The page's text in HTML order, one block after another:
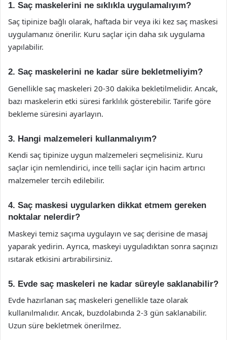
1. Saç maskelerini ne sıklıkla uygulamalıyım?
Saç tipinize bağlı olarak, haftada bir veya iki kez saç maskesi
uygulamanız önerilir. Kuru saçlar için daha sık uygulama
yapılabilir.
2. Saç maskelerini ne kadar süre bekletmeliyim?
Genellikle saç maskeleri 20-30 dakika bekletilmelidir. Ancak,
bazı maskelerin etki süresi farklılık gösterebilir. Tarife göre
bekleme süresini ayarlayın.
3. Hangi malzemeleri kullanmalıyım?
Kendi saç tipinize uygun malzemeleri seçmelisiniz. Kuru
saçlar için nemlendirici, ince telli saçlar için hacim artırıcı
malzemeler tercih edilebilir.
4. Saç maskesi uygularken dikkat etmem gereken
noktalar nelerdir?
Maskeyi temiz saçıma uygulayın ve saç derisine de masaj
yaparak yedirin. Ayrıca, maskeyi uyguladıktan sonra saçınızı
ısıtarak etkisini artırabilirsiniz.
5. Evde saç maskeleri ne kadar süreyle saklanabilir?
Evde hazırlanan saç maskeleri genellikle taze olarak
kullanılmalıdır. Ancak, buzdolabında 2-3 gün saklanabilir.
Uzun süre bekletmek önerilmez.